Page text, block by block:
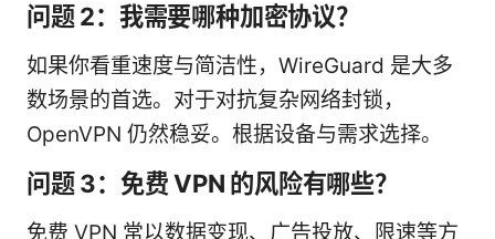
问题 2：我需要哪种加密协议？
如果你看重速度与简洁性，WireGuard 是大多
数场景的首选。对于对抗复杂网络封锁，
OpenVPN 仍然稳妥。根据设备与需求选择。
问题 3：免费 VPN 的风险有哪些？
免费 VPN 常以数据变现、广告投放、限速等方